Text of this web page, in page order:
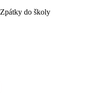
Zpátky do školy